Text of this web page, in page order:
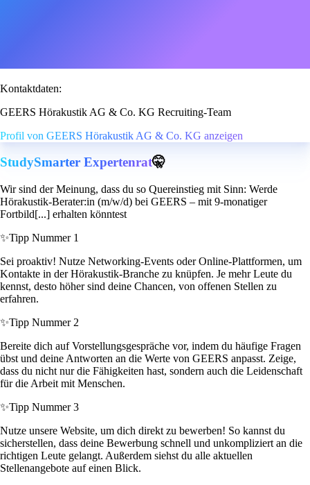
Kontaktdaten:
GEERS Hörakustik AG & Co. KG Recruiting-Team
Profil von GEERS Hörakustik AG & Co. KG anzeigen
StudySmarter Expertenrat🤫
Wir sind der Meinung, dass du so Quereinstieg mit Sinn: Werde
Hörakustik-Berater:in (m/w/d) bei GEERS – mit 9-monatiger
Fortbild[...] erhalten könntest
✨Tipp Nummer 1
Sei proaktiv! Nutze Networking-Events oder Online-Plattformen, um
Kontakte in der Hörakustik-Branche zu knüpfen. Je mehr Leute du
kennst, desto höher sind deine Chancen, von offenen Stellen zu
erfahren.
✨Tipp Nummer 2
Bereite dich auf Vorstellungsgespräche vor, indem du häufige Fragen
übst und deine Antworten an die Werte von GEERS anpasst. Zeige,
dass du nicht nur die Fähigkeiten hast, sondern auch die Leidenschaft
für die Arbeit mit Menschen.
✨Tipp Nummer 3
Nutze unsere Website, um dich direkt zu bewerben! So kannst du
sicherstellen, dass deine Bewerbung schnell und unkompliziert an die
richtigen Leute gelangt. Außerdem siehst du alle aktuellen
Stellenangebote auf einen Blick.